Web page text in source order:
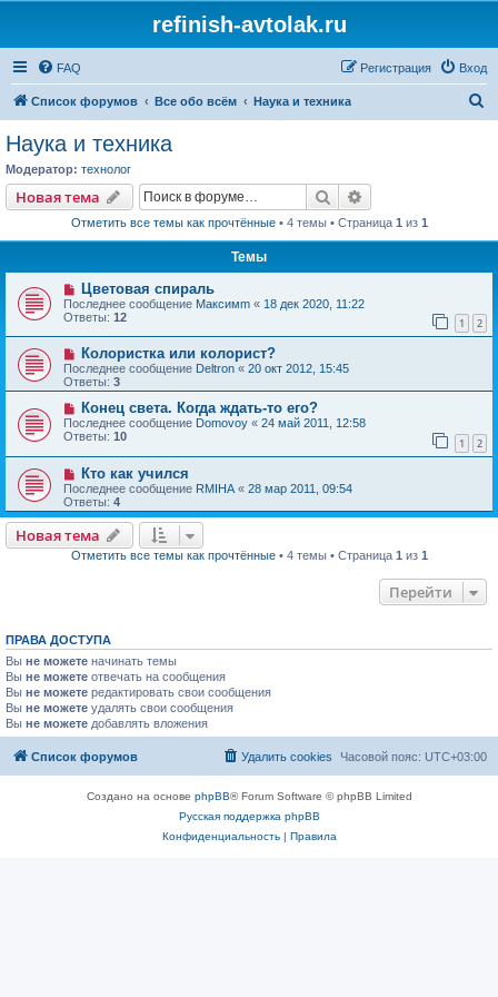
refinish-avtolak.ru
FAQ Вход
Регистрация
Список форумов Все обо всём Наука и техника
Наука и техника
Модератор: технолог
Новая тема Поиск
Отметить все темы как прочтённые• 4 темы • Страница 1 из 1
Темы
Цветовая спираль
Последнее сообщение Максимm « 18 дек 2020, 11:22
Ответы: 12 1 2
Колористка или колорист?
Последнее сообщение Deltron « 20 окт 2012, 15:45
Ответы: 3
Конец света. Когда ждать-то его?
Последнее сообщение Domovoy « 24 май 2011, 12:58
Ответы: 10 1 2
Кто как учился
Последнее сообщение RMIHA « 28 мар 2011, 09:54
Ответы: 4
Новая тема
Отметить все темы как прочтённые• 4 темы • Страница 1 из 1
Перейти
ПРАВА ДОСТУПА
Вы не можете начинать темы
Вы не можете отвечать на сообщения
Вы не можете редактировать свои сообщения
Вы не можете удалять свои сообщения
Вы не можете добавлять вложения
Список форумов Часовой пояс: UTC+03:00
Удалить cookies
Создано на основе phpBB® Forum Software © phpBB Limited
Русская поддержка phpBB
Конфиденциальность| Правила